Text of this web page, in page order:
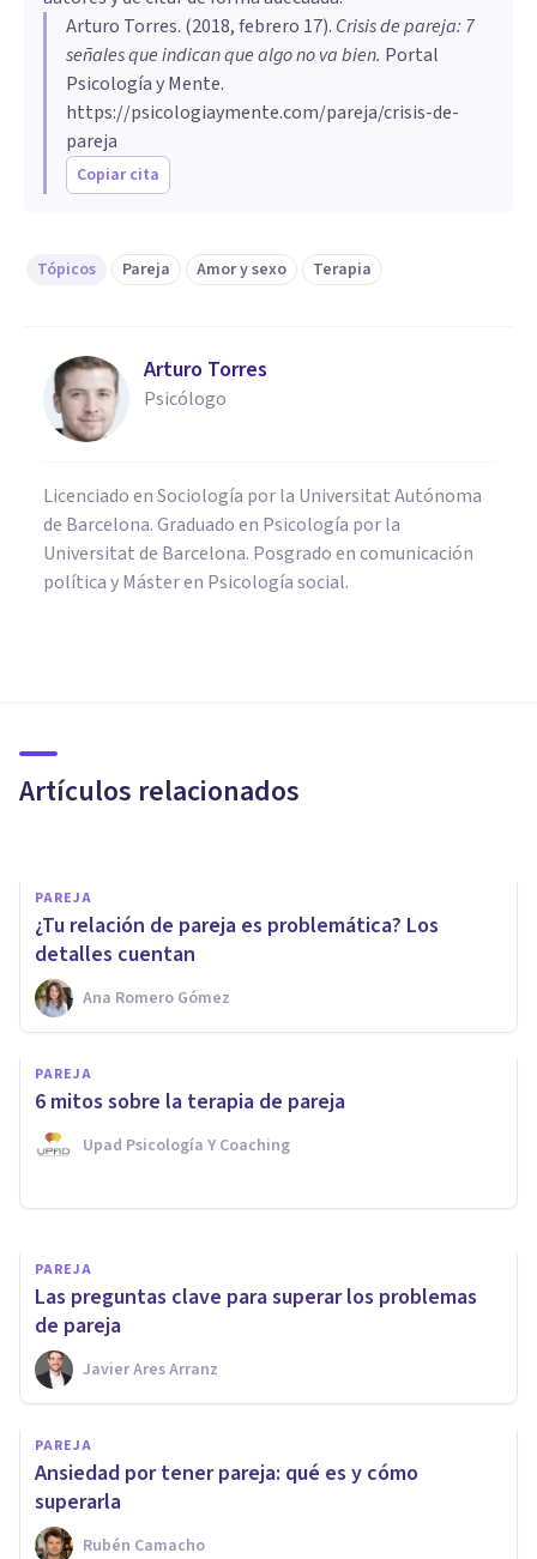
Arturo Torres. (2018, febrero 17). Crisis de pareja: 7
señales que indican que algo no va bien. Portal
Psicología y Mente.
https://psicologiaymente.com/pareja/crisis-de-
pareja
Copiar cita
Tópicos Pareja Amor y sexo Terapia
Arturo Torres
Psicólogo
Licenciado en Sociología por la Universitat Autónoma
de Barcelona. Graduado en Psicología por la
Universitat de Barcelona. Posgrado en comunicación
política y Máster en Psicología social.
Artículos relacionados
tiempos de confinamiento
PAREJA
¿Tu relación de pareja es problemática? Los
detalles cuentan
Ana Romero Gómez
PAREJA
6 mitos sobre la terapia de pareja
Upad Psicología Y Coaching
3 causas de la falta de deseo
sexual
PAREJA
Las preguntas clave para superar los problemas
de pareja
Javier Ares Arranz
PAREJA
Ansiedad por tener pareja: qué es y cómo
superarla
Rubén Camacho